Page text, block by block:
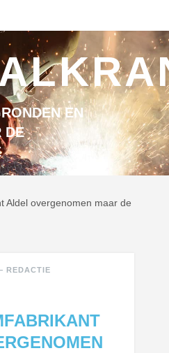
EN
DE
Aldel overgenomen maar de
REDACTIE